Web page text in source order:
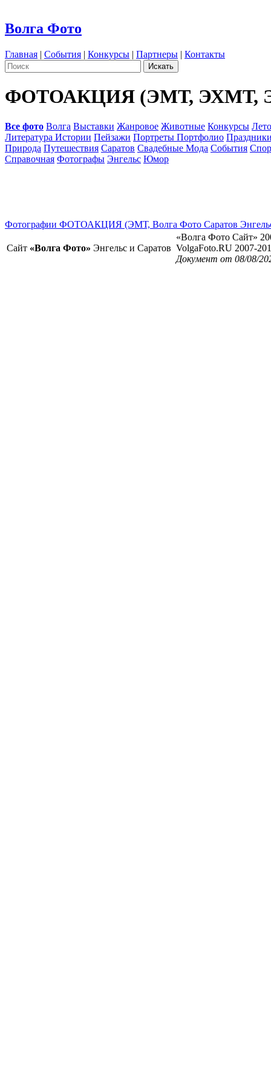
Волга Фото
Главная | События | Конкурсы | Партнеры | Контакты
ФОТОАКЦИЯ (ЭМТ, ЭХМТ,
Все фото Волга Выставки Жанровое Животные Конкурсы
Литература Истории Пейзажи Портреты Портфолио
Природа Путешествия Саратов Свадебные Мода События
Справочная Фотографы Энгельс Юмор
Фотографии ФОТОАКЦИЯ (ЭМТ, Волга Фото Саратов
Сайт «Волга Фото» Энгельс и Саратов
«Волга Фото Сайт»
VolgaFoto.RU 2007-
Документ от 08/08/